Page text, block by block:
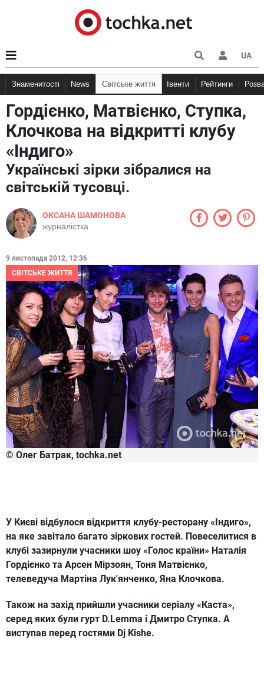
UA
Знаменитості News Світське життя Івенти Рейтинги
Гордієнко, Матвієнко, Ступка,
Клочкова на відкритті клубу
«Індиго»
Українські зірки зібралися на
світській тусовці.
ОКСАНА ШАМОНОВА
журналістка
9 листопада 2012, 12:36
СВІТСЬКЕ ЖИТТЯ
© Олег Батрак, tochka.net
У Києві відбулося відкриття клубу-ресторану «Індиго»,
на яке завітало багато зіркових гостей. Повеселитися в
клубі зазирнули учасники шоу «Голос країни» Наталія
Гордієнко та Арсен Мірзоян, Тоня Матвієнко,
телеведуча Мартіна Лук'янченко, Яна Клочкова.
Також на захід прийшли учасники серіалу «Каста»,
серед яких були гурт D.Lemma і Дмитро Ступка. А
виступав перед гостями Dj Kishe.